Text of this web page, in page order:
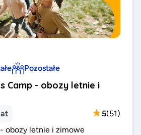
Pozostałe
Camp - obozy letnie i
5(51)
obozy letnie i zimowe